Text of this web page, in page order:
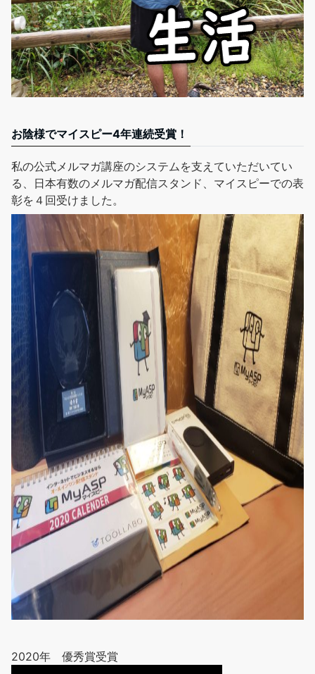
お陰様でマイスピー4年連続受賞！
私の公式メルマガ講座のシステムを支えていただいてい
る、日本有数のメルマガ配信スタンド、マイスピーでの表
彰を４回受けました。
2020年 優秀賞受賞